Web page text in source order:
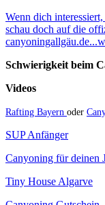
Wenn dich
schau doch auf die
Schwierigkeit beim
Videos
Rafting Bayern oder
SUP Anfänger
Canyoning für deinen
Tiny House Algarve